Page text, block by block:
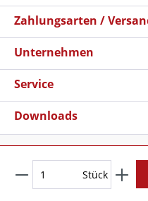
Stück
Zahlungsarten /
Unternehmen
Service
Downloads
Versandkosten
,
Copyright © 2026